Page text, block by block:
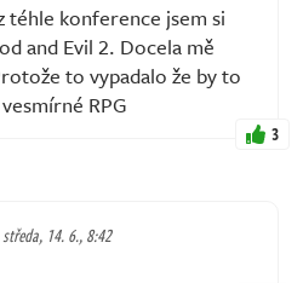
téhle konference jsem si
and Evil 2. Docela mě
to vypadalo že by to
RPG
3
středa, 14. 6., 8:42